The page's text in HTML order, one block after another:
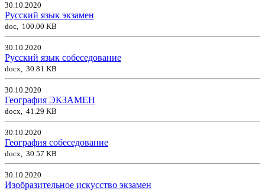
30.10.2020
Русский язык экзамен
doc, 100.00 KB
30.10.2020
Русский язык собеседование
docx, 30.81 KB
30.10.2020
География ЭКЗАМЕН
docx, 41.29 KB
30.10.2020
География собеседование
docx, 30.57 KB
30.10.2020
Изобразительное искусство экзамен